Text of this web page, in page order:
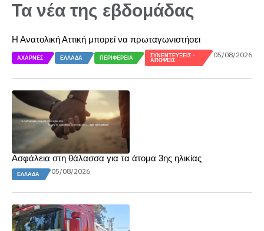
Τα νέα της εβδομάδας
Η Ανατολική Αττική μπορεί να πρωταγωνιστήσει
ΑΧΑΡΝΈΣ ΕΛΛΆΔΑ ΠΕΡΙΦΈΡΕΙΑ
ΣΥΝΕΝΤΕΎΞΕΙΣ -
ΑΠΌΨΕΙΣ
05/08/2026
Ασφάλεια στη θάλασσα για τα άτομα 3ης ηλικίας
ΕΛΛΆΔΑ 05/08/2026